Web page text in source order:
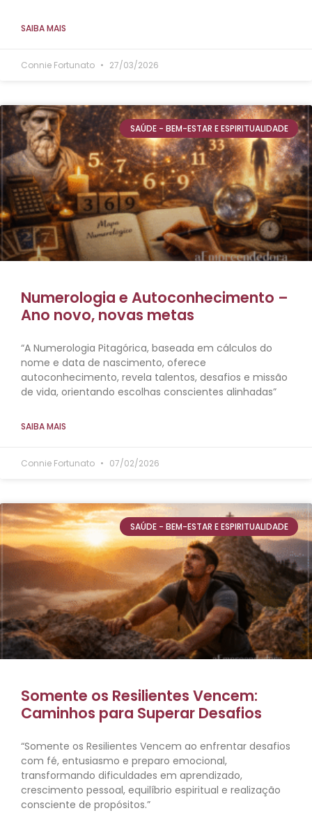
SAIBA MAIS
Connie Fortunato 27/03/2026
SAÚDE - BEM-ESTAR E ESPIRITUALIDADE
Numerologia e Autoconhecimento –
Ano novo, novas metas
“A Numerologia Pitagórica, baseada em cálculos do
nome e data de nascimento, oferece
autoconhecimento, revela talentos, desafios e missão
de vida, orientando escolhas conscientes alinhadas”
SAIBA MAIS
Connie Fortunato 07/02/2026
SAÚDE - BEM-ESTAR E ESPIRITUALIDADE
Somente os Resilientes Vencem:
Caminhos para Superar Desafios
“Somente os Resilientes Vencem ao enfrentar desafios
com fé, entusiasmo e preparo emocional,
transformando dificuldades em aprendizado,
crescimento pessoal, equilíbrio espiritual e realização
consciente de propósitos.”